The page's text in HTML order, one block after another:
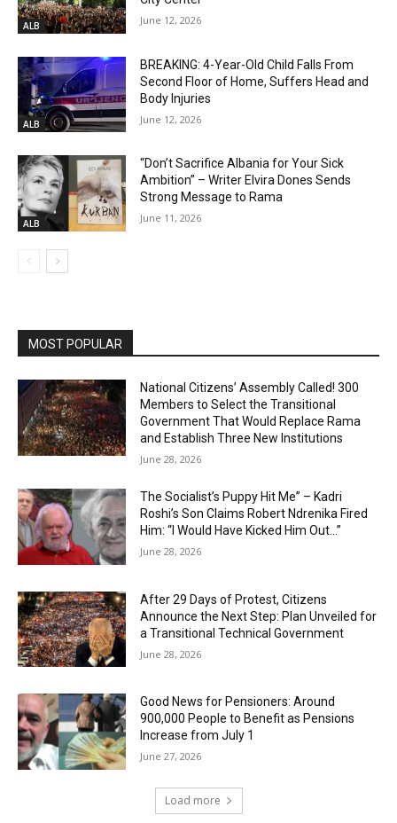
ALB June 12, 2026
ALB
BREAKING: 4-Year-Old Child Falls From
Second Floor of Home, Suffers Head and
Body Injuries
June 12, 2026
ALB
“Don’t Sacrifice Albania for Your Sick
Ambition” – Writer Elvira Dones Sends
Strong Message to Rama
June 11, 2026
MOST POPULAR
National Citizens’ Assembly Called! 300
Members to Select the Transitional
Government That Would Replace Rama
and Establish Three New Institutions
June 28, 2026
The Socialist’s Puppy Hit Me” – Kadri
Roshi’s Son Claims Robert Ndrenika Fired
Him: “I Would Have Kicked Him Out…”
June 28, 2026
After 29 Days of Protest, Citizens
Announce the Next Step: Plan Unveiled for
a Transitional Technical Government
June 28, 2026
Good News for Pensioners: Around
900,000 People to Benefit as Pensions
Increase from July 1
June 27, 2026
Load more